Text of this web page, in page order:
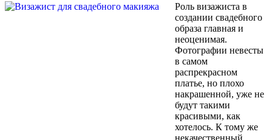
Роль визажиста в
создании свадебного
образа главная и
неоценимая.
Фотографии невесты
в самом
распрекрасном
платье, но плохо
накрашенной, уже не
будут такими
красивыми, как
хотелось. К тому же
некачественный